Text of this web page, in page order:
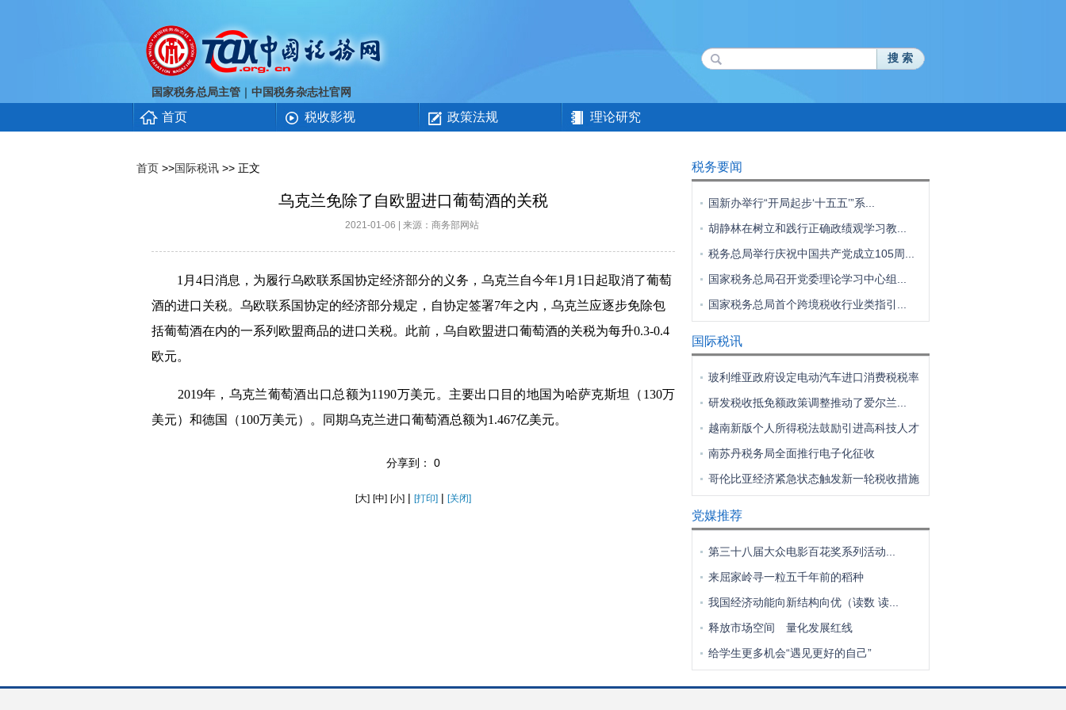
国家税务总局主管 ｜ 中国税务杂志社官网
搜 索
首页 税收影视 政策法规 理论研究
首页 >>国际税讯 >> 正文
乌克兰免除了自欧盟进口葡萄酒的关税
2021-01-06 | 来源：商务部网站
1 月 4日消息，为履行乌欧联系国协定经济部分的义务，乌克兰自今年1 月 1 日起取消了葡萄
酒的进口关税。乌欧联系国协定的经济部分规定，自协定签署7年之内，乌克兰应逐步免除包
括葡萄酒在内的一系列欧盟商品的进口关税。此前，乌自欧盟进口葡萄酒的关税为每升0.3-0.4
欧元。
2019年，乌克兰葡萄酒出口总额为1190万美元。主要出口目的地国为哈萨克斯坦（ 130万
美元）和德国（100万美元）。同期乌克兰进口葡萄酒总额为1.467亿美元。
分享到： 0
[大] [中] [小] | [打印] | [关闭]
税务要闻
国新办举行“开局起步‘十五五’”系...
胡静林在树立和践行正确政绩观学习教...
税务总局举行庆祝中国共产党成立105周...
国家税务总局召开党委理论学习中心组...
国家税务总局首个跨境税收行业类指引...
国际税讯
玻利维亚政府设定电动汽车进口消费税税率
研发税收抵免额政策调整推动了爱尔兰...
越南新版个人所得税法鼓励引进高科技人才
南苏丹税务局全面推行电子化征收
哥伦比亚经济紧急状态触发新一轮税收措施
党媒推荐
第三十八届大众电影百花奖系列活动...
来屈家岭寻一粒五千年前的稻种
我国经济动能向新结构向优（读数 读...
释放市场空间 量化发展红线
给学生更多机会“遇见更好的自己”